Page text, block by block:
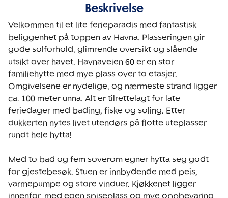
Beskrivelse
Velkommen til et lite ferieparadis med fantastisk
beliggenhet på toppen av Havna. Plasseringen gir
gode solforhold, glimrende oversikt og slående
utsikt over havet. Havnaveien 60 er en stor
familiehytte med mye plass over to etasjer.
Omgivelsene er nydelige, og nærmeste strand ligger
ca. 100 meter unna. Alt er tilrettelagt for late
feriedager med bading, fiske og soling. Etter
dukkerten nytes livet utendørs på flotte uteplasser
rundt hele hytta!
Med to bad og fem soverom egner hytta seg godt
for gjestebesøk. Stuen er innbydende med peis,
varmepumpe og store vinduer. Kjøkkenet ligger